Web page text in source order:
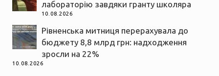
лабораторію завдяки гранту школяра
10.08.2026
Рівненська митниця перерахувала до
бюджету 8,8 млрд грн: надходження
зросли на 22%
10.08.2026